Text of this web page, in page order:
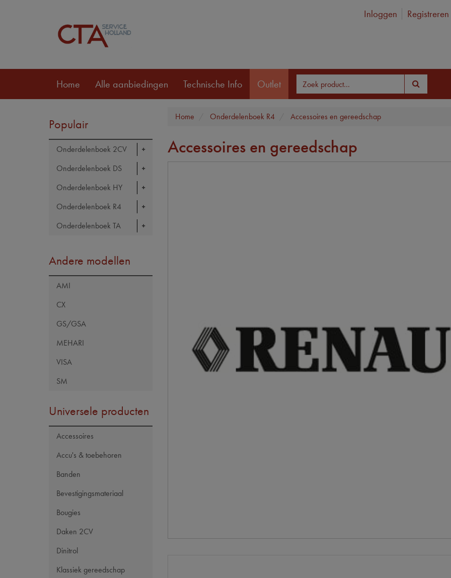
Inloggen Registreren
Home Alle aanbiedingen Technische Info Outlet
Populair
Onderdelenboek 2CV
Onderdelenboek DS
Onderdelenboek HY
Onderdelenboek R4
Onderdelenboek TA
Andere modellen
AMI
CX
GS/GSA
MEHARI
VISA
SM
Universele producten
Accessoires
Accu's & toebehoren
Banden
Bevestigingsmateriaal
Bougies
Daken 2CV
Dinitrol
Klassiek gereedschap
Home Onderdelenboek R4 Accessoires en gereedschap
Accessoires en gereedschap